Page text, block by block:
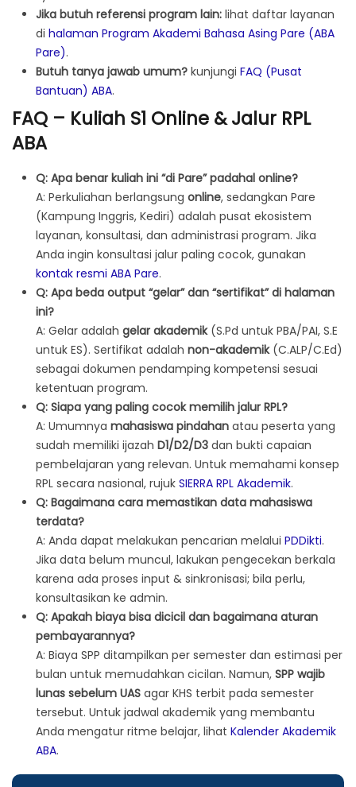
Jika butuh referensi program lain: lihat daftar layanan
di halaman Program Akademi Bahasa Asing Pare (ABA
Pare).
Butuh tanya jawab umum? kunjungi FAQ (Pusat
Bantuan) ABA.
FAQ – Kuliah S1 Online & Jalur RPL
ABA
Q: Apa benar kuliah ini “di Pare” padahal online?
A: Perkuliahan berlangsung online, sedangkan Pare
(Kampung Inggris, Kediri) adalah pusat ekosistem
layanan, konsultasi, dan administrasi program. Jika
Anda ingin konsultasi jalur paling cocok, gunakan
kontak resmi ABA Pare.
Q: Apa beda output “gelar” dan “sertifikat” di halaman
ini?
A: Gelar adalah gelar akademik(S.Pd untuk PBA/PAI, S.E
untuk ES). Sertifikat adalah non-akademik(C.ALP/C.Ed)
sebagai dokumen pendamping kompetensi sesuai
ketentuan program.
Q: Siapa yang paling cocok memilih jalur RPL?
A: Umumnya mahasiswa pindahan atau peserta yang
sudah memiliki ijazah D1/D2/D3 dan bukti capaian
pembelajaran yang relevan. Untuk memahami konsep
RPL secara nasional, rujuk SIERRA RPL Akademik.
Q: Bagaimana cara memastikan data mahasiswa
terdata?
A: Anda dapat melakukan pencarian melalui PDDikti.
Jika data belum muncul, lakukan pengecekan berkala
karena ada proses input & sinkronisasi; bila perlu,
konsultasikan ke admin.
Q: Apakah biaya bisa dicicil dan bagaimana aturan
pembayarannya?
A: Biaya SPP ditampilkan per semester dan estimasi per
bulan untuk memudahkan cicilan. Namun, SPP wajib
lunas sebelum UAS agar KHS terbit pada semester
tersebut. Untuk jadwal akademik yang membantu
Anda mengatur ritme belajar, lihat Kalender Akademik
ABA.